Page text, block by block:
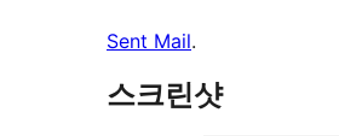
Sent Mail.
스크린샷